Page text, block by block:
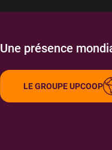
Une présence
LE GROUPE UPCOOP